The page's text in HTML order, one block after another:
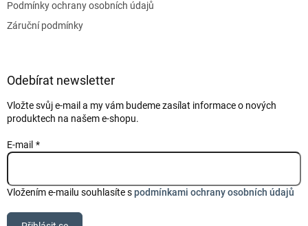
Podmínky ochrany osobních údajů
Záruční podmínky
Odebírat newsletter
Vložte svůj e-mail a my vám budeme zasílat informace o nových
produktech na našem e-shopu.
E-mail
Vložením e-mailu souhlasíte spodmínkami ochrany osobních údajů